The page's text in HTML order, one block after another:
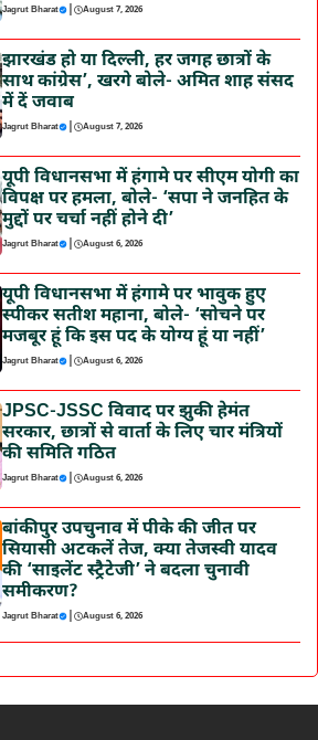
Jagrut Bharat | August 7, 2026
झारखंड हो या दिल्ली, हर जगह छात्रों के
साथ कांग्रेस’, खरगे बोले- अमित शाह संसद
में दें जवाब
Jagrut Bharat | August 7, 2026
यूपी विधानसभा में हंगामे पर सीएम योगी का
विपक्ष पर हमला, बोले- ‘सपा ने जनहित के
मुद्दों पर चर्चा नहीं होने दी’
Jagrut Bharat | August 6, 2026
यूपी विधानसभा में हंगामे पर भावुक हुए
स्पीकर सतीश महाना, बोले- ‘सोचने पर
मजबूर हूं कि इस पद के योग्य हूं या नहीं’
Jagrut Bharat | August 6, 2026
JPSC-JSSC विवाद पर झुकी हेमंत
सरकार, छात्रों से वार्ता के लिए चार मंत्रियों
की समिति गठित
Jagrut Bharat | August 6, 2026
बांकीपुर उपचुनाव में पीके की जीत पर
सियासी अटकलें तेज, क्या तेजस्वी यादव
की ‘साइलेंट स्ट्रैटेजी’ ने बदला चुनावी
समीकरण?
Jagrut Bharat | August 6, 2026